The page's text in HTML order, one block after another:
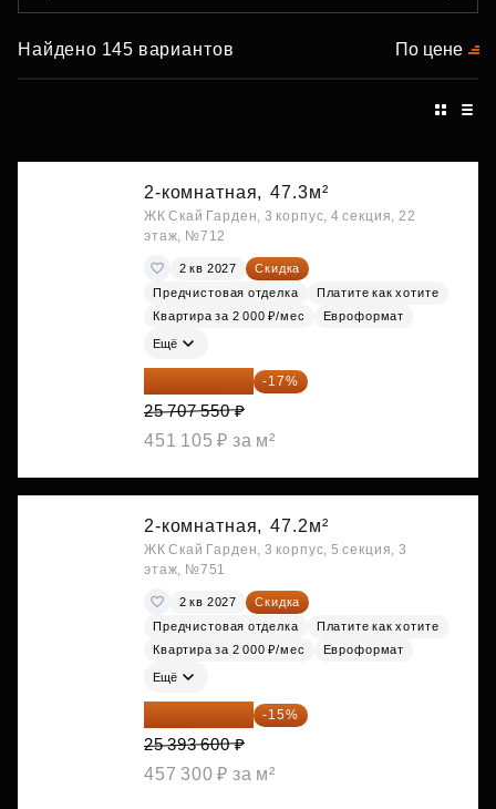
Найдено 145 вариантов По цене
2-комнатная, 47.3м²
ЖК Скай Гарден, 3 корпус, 4 секция, 22
этаж, №712
2 кв 2027
Скидка
Предчистовая отделка
Платите как хотите
Квартира за 2 000 ₽/мес
Евроформат
Ещё
21 337 267 ₽ -17%
25 707 550 ₽
451 105 ₽ за м²
2-комнатная, 47.2м²
ЖК Скай Гарден, 3 корпус, 5 секция, 3
этаж, №751
2 кв 2027
Скидка
Предчистовая отделка
Платите как хотите
Квартира за 2 000 ₽/мес
Евроформат
Ещё
21 584 560 ₽ -15%
25 393 600 ₽
457 300 ₽ за м²